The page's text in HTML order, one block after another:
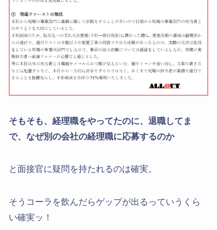
そもそも、経理職をやってたのに、退職してま
で、なぜ別の会社の経理職に応募するのか
と面接官に疑問を持たれるのは確実。
そうコーラを飲んだらゲップが出るっていうくら
い確実ッ！